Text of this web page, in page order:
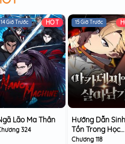
14 Giờ Trước HOT
Lão Ma Thần
324
15 Giờ Trước
Hướng Dẫn Sinh
Tồn Trong Học
Viện
Chương 118